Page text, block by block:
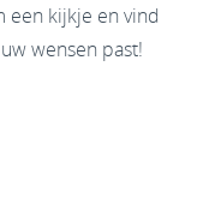
een kijkje en vind
wensen past!